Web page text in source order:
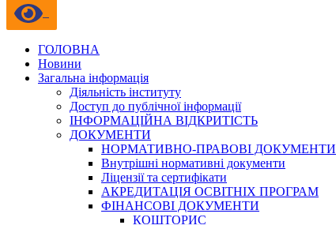
ГОЛОВНА
Новини
Загальна інформація
Діяльність інституту
Доступ до публічної інформації
ІНФОРМАЦІЙНА ВІДКРИТІСТЬ
ДОКУМЕНТИ
НОРМАТИВНО-ПРАВОВІ ДОКУМЕНТИ
Внутрішні нормативні документи
Ліцензії та сертифікати
АКРЕДИТАЦІЯ ОСВІТНІХ ПРОГРАМ
ФІНАНСОВІ ДОКУМЕНТИ
КОШТОРИС